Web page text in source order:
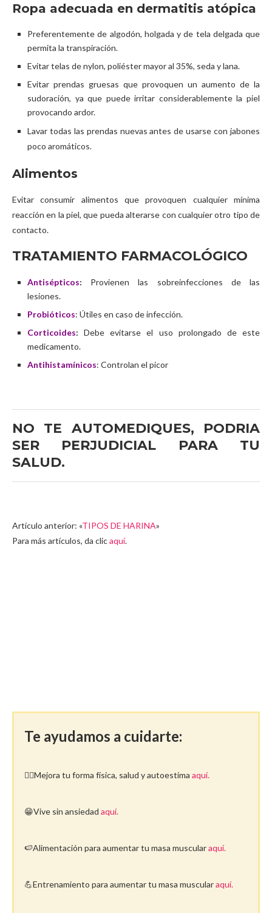
Ropa adecuada en dermatitis atópica
Preferentemente de algodón, holgada y de tela delgada que
permita la transpiración.
Evitar telas de nylon, poliéster mayor al 35%, seda y lana.
Evitar prendas gruesas que provoquen un aumento de la
sudoración, ya que puede irritar considerablemente la piel
provocando ardor.
Lavar todas las prendas nuevas antes de usarse con jabones
poco aromáticos.
Alimentos
Evitar consumir alimentos que provoquen cualquier mínima
reacción en la piel, que pueda alterarse con cualquier otro tipo de
contacto.
TRATAMIENTO FARMACOLÓGICO
Antisépticos: Provienen las sobreinfecciones de las
lesiones.
Probióticos: Útiles en caso de infección.
Corticoides: Debe evitarse el uso prolongado de este
medicamento.
Antihistamínicos: Controlan el picor
NO TE AUTOMEDIQUES, PODRIA
SER PERJUDICIAL PARA TU
SALUD.
Artículo anterior: «TIPOS DE HARINA»
Para más artículos, da clicaquí.
Te ayudamos a cuidarte:
🤸‍♀️Mejora tu forma física, salud y autoestima aquí.
😁Vive sin ansiedad aquí.
🍉Alimentación para aumentar tu masa muscularaquí.
💪Entrenamiento para aumentar tu masa muscularaquí.